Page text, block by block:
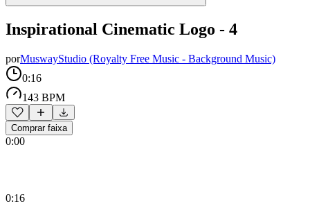
Inspirational Cinematic Logo - 4
porMuswayStudio (Royalty Free Music - Background Music)
0:16
143 BPM
Comprar faixa
0:00
0:16